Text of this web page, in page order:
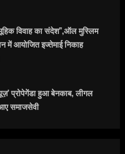
विवाह का संदेश”,ऑल मुस्लिम
आयोजित इज्तेमाई निकाह
प्रोपेगेंडा हुआ बेनकाब, लीगल
समाजसेवी